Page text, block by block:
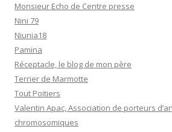
Monsieur Echo de Centre presse
Nini 79
Niunia18
Pamina
Réceptacle, le blog de mon père
Terrier de Marmotte
Tout Poitiers
Valentin Apac, Association de porteurs
chromosomiques